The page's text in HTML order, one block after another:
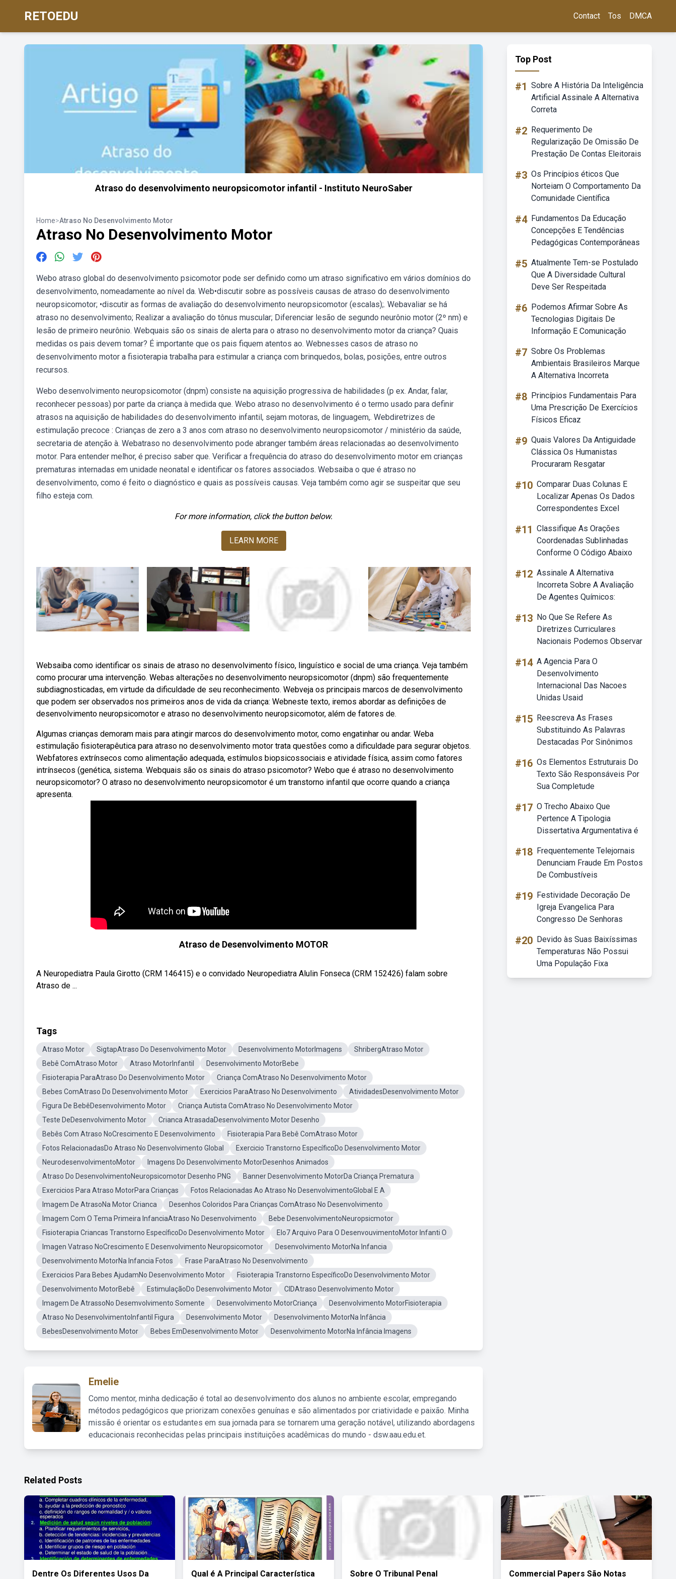
RETOEDU Contact Tos DMCA
Atraso do desenvolvimento neuropsicomotor infantil - Instituto NeuroSaber
Home>Atraso No Desenvolvimento Motor
Atraso No Desenvolvimento Motor
Webo atraso global do desenvolvimento psicomotor pode ser definido como um atraso significativo em vários domínios do
desenvolvimento, nomeadamente ao nível da. Web•discutir sobre as possíveis causas de atraso do desenvolvimento
neuropsicomotor; •discutir as formas de avaliação do desenvolvimento neuropsicomotor (escalas);. Webavaliar se há
atraso no desenvolvimento; Realizar a avaliação do tônus muscular; Diferenciar lesão de segundo neurônio motor (2º nm) e
lesão de primeiro neurônio. Webquais são os sinais de alerta para o atraso no desenvolvimento motor da criança? Quais
medidas os pais devem tomar? É importante que os pais fiquem atentos ao. Webnesses casos de atraso no
desenvolvimento motor a fisioterapia trabalha para estimular a criança com brinquedos, bolas, posições, entre outros
recursos.
Webo desenvolvimento neuropsicomotor (dnpm) consiste na aquisição progressiva de habilidades (p ex. Andar, falar,
reconhecer pessoas) por parte da criança à medida que. Webo atraso no desenvolvimento é o termo usado para definir
atrasos na aquisição de habilidades do desenvolvimento infantil, sejam motoras, de linguagem,. Webdiretrizes de
estimulação precoce : Crianças de zero a 3 anos com atraso no desenvolvimento neuropsicomotor / ministério da saúde,
secretaria de atenção à. Webatraso no desenvolvimento pode abranger também áreas relacionadas ao desenvolvimento
motor. Para entender melhor, é preciso saber que. Verificar a frequência do atraso do desenvolvimento motor em crianças
prematuras internadas em unidade neonatal e identificar os fatores associados. Websaiba o que é atraso no
desenvolvimento, como é feito o diagnóstico e quais as possíveis causas. Veja também como agir se suspeitar que seu
filho esteja com.
For more information, click the button below.
LEARN MORE
Websaiba como identificar os sinais de atraso no desenvolvimento físico, linguístico e social de uma criança. Veja também
como procurar uma intervenção. Webas alterações no desenvolvimento neuropsicomotor (dnpm) são frequentemente
subdiagnosticadas, em virtude da dificuldade de seu reconhecimento. Webveja os principais marcos de desenvolvimento
que podem ser observados nos primeiros anos de vida da criança: Webneste texto, iremos abordar as definições de
desenvolvimento neuropsicomotor e atraso no desenvolvimento neuropsicomotor, além de fatores de.
Algumas crianças demoram mais para atingir marcos do desenvolvimento motor, como engatinhar ou andar. Weba
estimulação fisioterapêutica para atraso no desenvolvimento motor trata questões como a dificuldade para segurar objetos.
Webfatores extrínsecos como alimentação adequada, estímulos biopsicossociais e atividade física, assim como fatores
intrínsecos (genética, sistema. Webquais são os sinais do atraso psicomotor? Webo que é atraso no desenvolvimento
neuropsicomotor? O atraso no desenvolvimento neuropsicomotor é um transtorno infantil que ocorre quando a criança
apresenta.
Atraso de Desenvolvimento MOTOR
A Neuropediatra Paula Girotto (CRM 146415) e o convidado Neuropediatra Alulin Fonseca (CRM 152426) falam sobre
Atraso de ...
Tags
Atraso Motor SigtapAtraso Do Desenvolvimento Motor Desenvolvimento MotorImagens
ShribergAtraso Motor
Bebê ComAtraso Motor
Atraso MotorInfantil
Desenvolvimento MotorBebe
Fisioterapia ParaAtraso Do Desenvolvimento Motor
Criança ComAtraso No Desenvolvimento Motor
Bebes ComAtraso Do Desenvolvimento Motor
Exercicios ParaAtraso No Desenvolvimento
AtividadesDesenvolvimento Motor
Figura De BebêDesenvolvimento Motor
Criança Autista ComAtraso No Desenvolvimento Motor
Teste DeDesenvolvimento Motor
Crianca AtrasadaDesenvolvimento Motor Desenho
Bebês Com Atraso NoCrescimento E Desenvolvimento
Fisioterapia Para Bebê ComAtraso Motor
Fotos RelacionadasDo Atraso No Desenvolvimento Global
Exercicio Transtorno EspecíficoDo Desenvolvimento Motor
NeurodesenvolvimentoMotor
Imagens Do Desenvolvimento MotorDesenhos Animados
Atraso Do DesenvolvimentoNeuropsicomotor Desenho PNG
Banner Desenvolvimento MotorDa Criança Prematura
Exercicios Para Atraso MotorPara Crianças
Fotos Relacionadas Ao Atraso No DesenvolvimentoGlobal E A
Imagem De AtrasoNa Motor Crianca
Desenhos Coloridos Para Crianças ComAtraso No Desenvolvimento
Imagem Com O Tema Primeira InfanciaAtraso No Desenvolvimento
Bebe DesenvolvimentoNeuropsicmotor
Fisioterapia Criancas Transtorno EspecíficoDo Desenvolvimento Motor
Elo7 Arquivo Para O DesenvouvimentoMotor Infanti O
Imagen Vatraso NoCrescimento E Desenvolvimento Neuropsicomotor
Desenvolvimento MotorNa Infancia
Desenvolvimento MotorNa Infancia Fotos
Frase ParaAtraso No Desenvolvimento
Exercicios Para Bebes AjudamNo Desenvolvimento Motor
Fisioterapia Transtorno EspecíficoDo Desenvolvimento Motor
Desenvolvimento MotorBebê
EstimulaçãoDo Desenvolvimento Motor
CIDAtraso Desenvolvimento Motor
Imagem De AtrassoNo Desemvolvimento Somente
Desenvolvimento MotorCriança
Desenvolvimento MotorFisioterapia
Atraso No DesenvolvimentoInfantil Figura
Desenvolvimento Motor
Desenvolvimento MotorNa Infância
BebesDesenvolvimento Motor
Bebes EmDesenvolvimento Motor Desenvolvimento MotorNa Infância Imagens
Emelie
Como mentor, minha dedicação é total ao desenvolvimento dos alunos no ambiente escolar, empregando
métodos pedagógicos que priorizam conexões genuínas e são alimentados por criatividade e paixão. Minha
missão é orientar os estudantes em sua jornada para se tornarem uma geração notável, utilizando abordagens
educacionais reconhecidas pelas principais instituições acadêmicas do mundo - dsw.aau.edu.et.
Top Post
#1 Sobre A História Da Inteligência
Artificial Assinale A Alternativa
Correta
#2 Requerimento De
Regularização De Omissão De
Prestação De Contas Eleitorais
#3 Os Princípios éticos Que
Norteiam O Comportamento Da
Comunidade Científica
#4 Fundamentos Da Educação
Concepções E Tendências
Pedagógicas Contemporâneas
#5 Atualmente Tem-se Postulado
Que A Diversidade Cultural
Deve Ser Respeitada
#6 Podemos Afirmar Sobre As
Tecnologias Digitais De
Informação E Comunicação
#7 Sobre Os Problemas
Ambientais Brasileiros Marque
A Alternativa Incorreta
#8 Princípios Fundamentais Para
Uma Prescrição De Exercícios
Físicos Eficaz
#9 Quais Valores Da Antiguidade
Clássica Os Humanistas
Procuraram Resgatar
#10 Comparar Duas Colunas E
Localizar Apenas Os Dados
Correspondentes Excel
#11 Classifique As Orações
Coordenadas Sublinhadas
Conforme O Código Abaixo
#12 Assinale A Alternativa
Incorreta Sobre A Avaliação
De Agentes Químicos:
#13 No Que Se Refere As
Diretrizes Curriculares
Nacionais Podemos Observar
#14 A Agencia Para O
Desenvolvimento
Internacional Das Nacoes
Unidas Usaid
#15 Reescreva As Frases
Substituindo As Palavras
Destacadas Por Sinônimos
#16 Os Elementos Estruturais Do
Texto São Responsáveis Por
Sua Completude
#17 O Trecho Abaixo Que
Pertence A Tipologia
Dissertativa Argumentativa é
#18 Frequentemente Telejornais
Denunciam Fraude Em Postos
De Combustíveis
#19 Festividade Decoração De
Igreja Evangelica Para
Congresso De Senhoras
#20 Devido às Suas Baixíssimas
Temperaturas Não Possui
Uma População Fixa
Related Posts
Dentre Os Diferentes Usos Da Qual é A Principal Característica Sobre O Tribunal Penal Commercial Papers São Notas